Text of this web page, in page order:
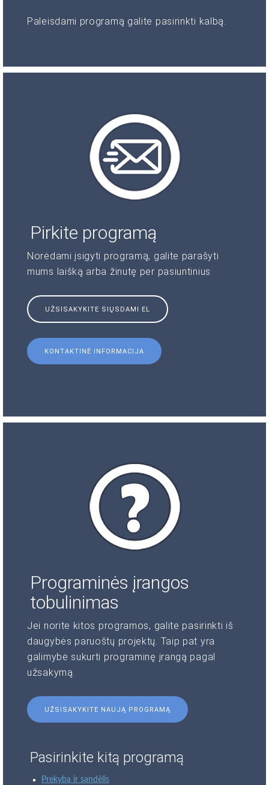
Paleisdami programą galite pasirinkti kalbą.
Pirkite programą
Norėdami įsigyti programą, galite parašyti
mums laišką arba žinutę per pasiuntinius
UŽSISAKYKITE SIŲSDAMI EL
KONTAKTINĖ INFORMACIJA
Programinės įrangos
tobulinimas
Jei norite kitos programos, galite pasirinkti iš
daugybės paruoštų projektų. Taip pat yra
galimybė sukurti programinę įrangą pagal
užsakymą.
UŽSISAKYKITE NAUJĄ PROGRAMĄ
Pasirinkite kitą programą
Prekyba ir sandėlis